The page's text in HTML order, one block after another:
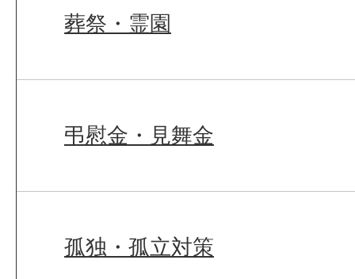
葬祭・霊園
弔慰金・見舞金
孤独・孤立対策